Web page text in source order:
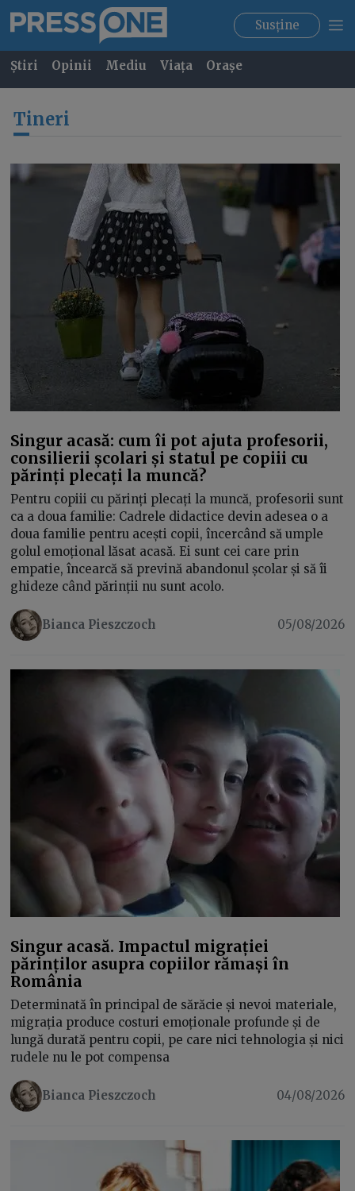
Susține
Știri Opinii Mediu Viața Orașe
Tineri
Singur acasă: cum îi pot ajuta profesorii,
consilierii școlari și statul pe copiii cu
părinți plecați la muncă?
Pentru copiii cu părinți plecați la muncă, profesorii sunt
ca a doua familie: Cadrele didactice devin adesea o a
doua familie pentru acești copii, încercând să umple
golul emoțional lăsat acasă. Ei sunt cei care prin
empatie, încearcă să prevină abandonul școlar și să îi
ghideze când părinții nu sunt acolo.
Bianca Pieszczoch 05/08/2026
Singur acasă. Impactul migrației
părinților asupra copiilor rămași în
România
Determinată în principal de sărăcie și nevoi materiale,
migrația produce costuri emoționale profunde și de
lungă durată pentru copii, pe care nici tehnologia și nici
rudele nu le pot compensa
Bianca Pieszczoch 04/08/2026